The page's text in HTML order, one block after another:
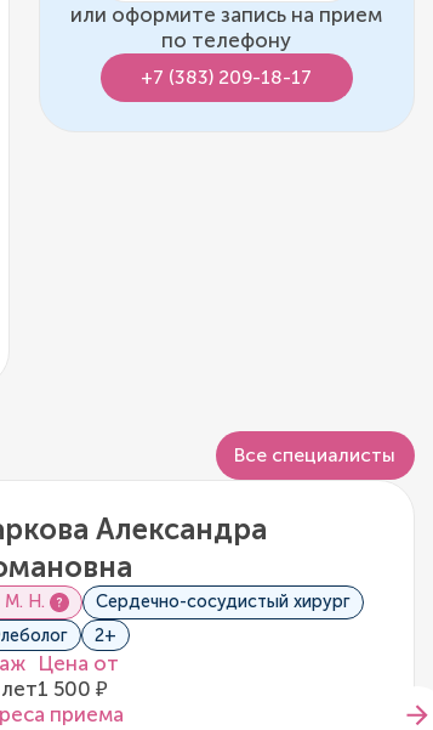
или оформите запись на прием
по телефону
+7 (383) 209-18-17
Все специалисты
Александра
М. Н.
Сердечно-сосудистый хирург
2+
Цена от
1 500 ₽
приема